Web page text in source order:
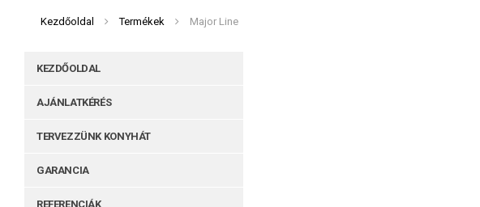
Kezdőoldal Termékek Major Line
KEZDŐOLDAL
AJÁNLATKÉRÉS
TERVEZZÜNK KONYHÁT
GARANCIA
REFERENCIÁK